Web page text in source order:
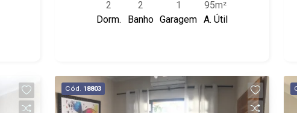
armários - Área de Serviço - Sacada -
Condomínio com Piscina, Área de
2
Dorm.
2
Banho
1
Garagem
95m²
A. Útil
Cód. 18803